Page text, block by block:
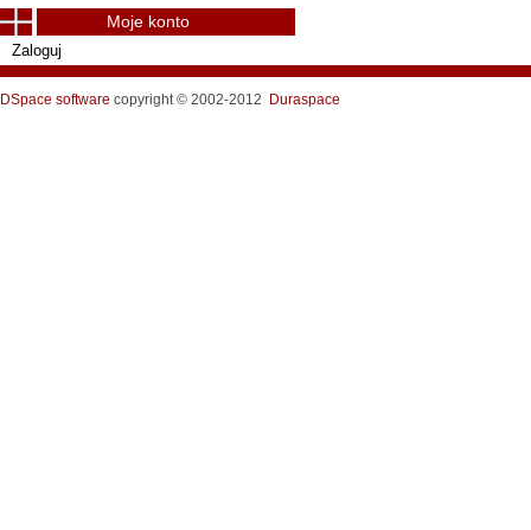
Moje konto
Zaloguj
DSpace software copyright © 2002-2012 Duraspace